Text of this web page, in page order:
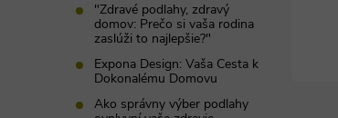
"Zdravé podlahy, zdravý
domov: Prečo si vaša rodina
zaslúži to najlepšie?"
Expona Design: Vaša Cesta k
Dokonalému Domovu
Ako správny výber podlahy